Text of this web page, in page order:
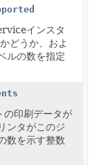
インスタ
どうか、およ
ルの数を指定
の印刷データが
ンタがこのジ
数を示す整数